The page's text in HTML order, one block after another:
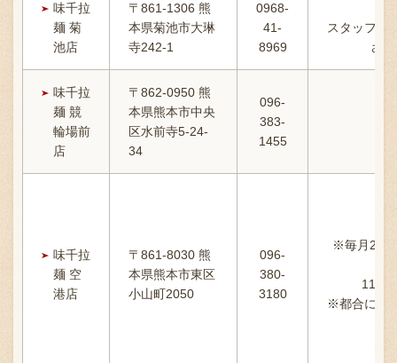
味千拉
麺 菊
池店
〒861-1306 熊
本県菊池市大琳
寺242-1
0968-
41-
8969
スタッフ不
さ
味千拉
麺 競
輪場前
店
〒862-0950 熊
本県熊本市中央
区水前寺5-24-
34
096-
383-
1455
味千拉
麺 空
港店
〒861-8030 熊
本県熊本市東区
小山町2050
096-
380-
3180
※毎月22日
※都合によ